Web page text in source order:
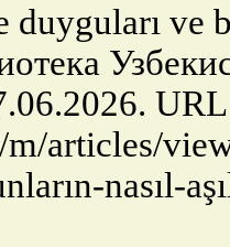
ve
articles/
nasıl-